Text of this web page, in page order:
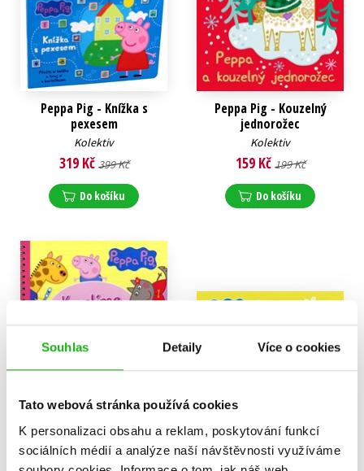
Souhlas Detaily Více o cookies
Tato webová stránka používá cookies
K personalizaci obsahu a reklam, poskytování funkcí
sociálních médií a analýze naší návštěvnosti využíváme
Peppa Pig - Knížka s
pexesem
Kolektiv
319 Kč 399 Kč
Do košíku
Peppa Pig - Kouzelný
jednorožec
Kolektiv
159 Kč 199 Kč
Do košíku
Peppa Pig - Kreslíme s
Peppa Pig - Malé 3D